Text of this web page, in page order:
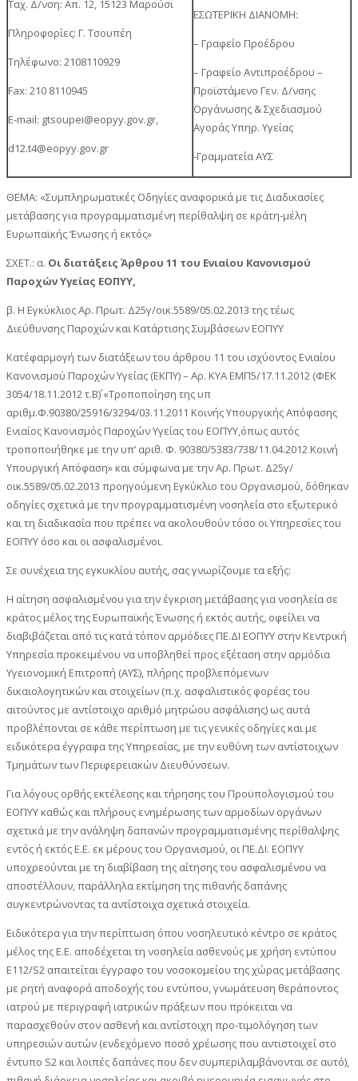
Ταχ. Δ/νση: Απ. 12, 15123 Μαρούσι
Πληροφορίες: Γ. Τσουπέη
Τηλέφωνο: 2108110929
Fax: 210 8110945
E-mail: gtsoupei@eopyy.gov.gr,
d12.t4@eopyy.gov.gr
ΕΣΩΤΕΡΙΚΗ ΔΙΑΝΟΜΗ:
– Γραφείο Προέδρου
– Γραφείο Αντιπροέδρου –
Προϊστάμενο Γεν. Δ/νσης
Οργάνωσης & Σχεδιασμού
Αγοράς Υπηρ. Υγείας
-Γραμματεία ΑΥΣ
ΘΕΜΑ: «Συμπληρωματικές Οδηγίες αναφορικά με τις Διαδικασίες
μετάβασης για προγραμματισμένη περίθαλψη σε κράτη-μέλη
Ευρωπαϊκής ‘Ενωσης ή εκτός»
ΣΧΕΤ.: α. Οι διατάξεις Άρθρου 11 του Ενιαίου Κανονισμού
Παροχών Υγείας ΕΟΠΥΥ,
β. Η Εγκύκλιος Αρ. Πρωτ. Δ25γ/οικ.5589/05.02.2013 της τέως
Διεύθυνσης Παροχών και Κατάρτισης Συμβάσεων ΕΟΠΥΥ
Κατ΄εφαρμογή των διατάξεων του άρθρου 11 του ισχύοντος Ενιαίου
Κανονισμού Παροχών Υγείας (ΕΚΠΥ) – Αρ. ΚΥΑ ΕΜΠ5/17.11.2012 (ΦΕΚ
3054/18.11.2012 τ.Β΄) «Τροποποίηση της υπ
αριθμ.Φ.90380/25916/3294/03.11.2011 Κοινής Υπουργικής Απόφασης
Ενιαίος Κανονισμός Παροχών Υγείας του ΕΟΠΥΥ,όπως αυτός
τροποποιήθηκε με την υπ’ αριθ. Φ. 90380/5383/738/11.04.2012 Κοινή
Υπουργική Απόφαση» και σύμφωνα με την Αρ. Πρωτ. Δ25γ/
οικ.5589/05.02.2013 προηγούμενη Εγκύκλιο του Οργανισμού, δόθηκαν
οδηγίες σχετικά με την προγραμματισμένη νοσηλεία στο εξωτερικό
και τη διαδικασία που πρέπει να ακολουθούν τόσο οι Υπηρεσίες του
ΕΟΠΥΥ όσο και οι ασφαλισμένοι.
Σε συνέχεια της εγκυκλίου αυτής, σας γνωρίζουμε τα εξής:
Η αίτηση ασφαλισμένου για την έγκριση μετάβασης για νοσηλεία σε
κράτος μέλος της Ευρωπαϊκής Ένωσης ή εκτός αυτής, οφείλει να
διαβιβάζεται από τις κατά τόπον αρμόδιες ΠΕ.ΔΙ ΕΟΠΥΥ στην Κεντρική
Υπηρεσία προκειμένου να υποβληθεί προς εξέταση στην αρμόδια
Υγειονομική Επιτροπή (ΑΥΣ), πλήρης προβλεπόμενων
δικαιολογητικών και στοιχείων (π.χ. ασφαλιστικός φορέας του
αιτούντος με αντίστοιχο αριθμό μητρώου ασφάλισης) ως αυτά
προβλέπονται σε κάθε περίπτωση με τις γενικές οδηγίες και με
ειδικότερα έγγραφα της Υπηρεσίας, με την ευθύνη των αντίστοιχων
Τμημάτων των Περιφερειακών Διευθύνσεων.
Για λόγους ορθής εκτέλεσης και τήρησης του Προϋπολογισμού του
ΕΟΠΥΥ καθώς και πλήρους ενημέρωσης των αρμοδίων οργάνων
σχετικά με την ανάληψη δαπανών προγραμματισμένης περίθαλψης
εντός ή εκτός Ε.Ε. εκ μέρους του Οργανισμού, οι ΠΕ.ΔΙ. ΕΟΠΥΥ
υποχρεούνται με τη διαβίβαση της αίτησης του ασφαλισμένου να
αποστέλλουν, παράλληλα εκτίμηση της πιθανής δαπάνης
συγκεντρώνοντας τα αντίστοιχα σχετικά στοιχεία.
Ειδικότερα για την περίπτωση όπου νοσηλευτικό κέντρο σε κράτος
μέλος της Ε.Ε. αποδέχεται τη νοσηλεία ασθενούς με χρήση εντύπου
Ε112/S2 απαιτείται έγγραφο του νοσοκομείου της χώρας μετάβασης
με ρητή αναφορά αποδοχής του εντύπου, γνωμάτευση θεράποντος
ιατρού με περιγραφή ιατρικών πράξεων που πρόκειται να
παρασχεθούν στον ασθενή και αντίστοιχη προ-τιμολόγηση των
υπηρεσιών αυτών (ενδεχόμενο ποσό χρέωσης που αντιστοιχεί στο
έντυπο S2 και λοιπές δαπάνες που δεν συμπεριλαμβάνονται σε αυτό),